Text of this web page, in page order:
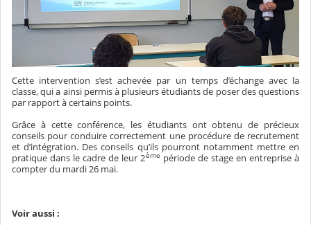
Cette intervention s’est achevée par un temps d’échange avec la
classe, qui a ainsi permis à plusieurs étudiants de poser des questions
par rapport à certains points.
Grâce à cette conférence, les étudiants ont obtenu de précieux
conseils pour conduire correctement une procédure de recrutement
et d’intégration. Des conseils qu’ils pourront notamment mettre en
pratique dans le cadre de leur 2ème période de stage en entreprise à
compter du mardi 26 mai.
Voir aussi :